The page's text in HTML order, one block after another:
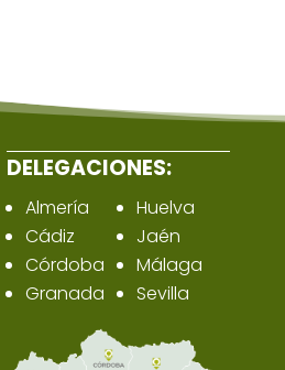
DELEGACIONES:
Almería
Cádiz
Córdoba
Granada
Huelva
Jaén
Málaga
Sevilla